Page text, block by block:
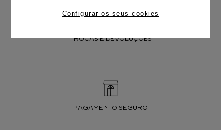
Configurar os seus cookies
TROCAS E DEVOLUÇÕES
PAGAMENTO SEGURO